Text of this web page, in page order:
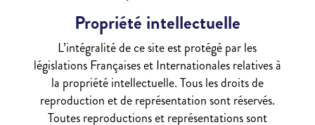
Propriété intellectuelle
L’intégralité de ce site est protégé par les
législations Françaises et Internationales relatives à
la propriété intellectuelle. Tous les droits de
reproduction et de représentation sont réservés.
Toutes reproductions et représentations sont